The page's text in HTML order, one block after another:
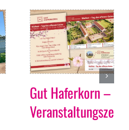
Gut Haferkorn –